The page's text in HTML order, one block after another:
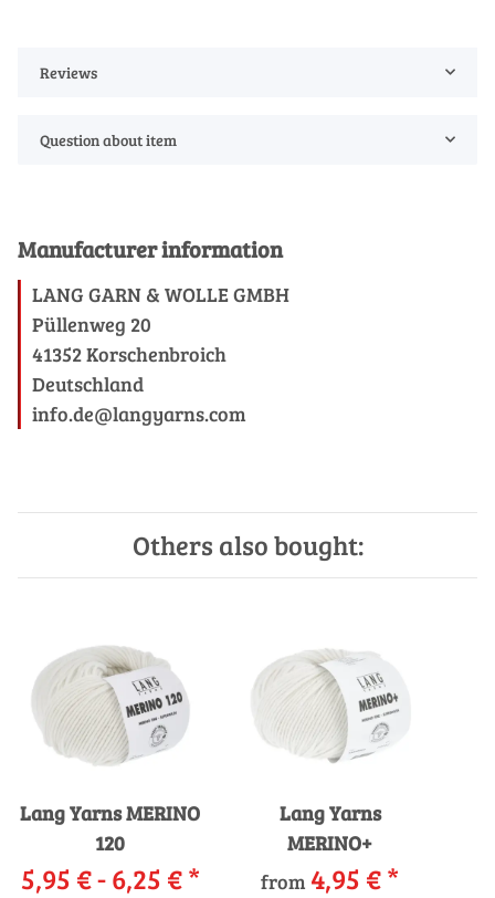
Reviews
Question about item
Manufacturer information
LANG GARN & WOLLE GMBH
Püllenweg 20
41352 Korschenbroich
Deutschland
info.de@langyarns.com
Others also bought:
Lang Yarns MERINO
120
5,95 € -6,25 €*
Lang Yarns
MERINO+
from 4,95 €*